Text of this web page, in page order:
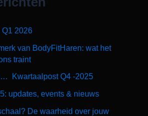
Q1 2026
van BodyFitHaren: wat het
traint
Kwartaalpost Q4 -2025
updates, events & nieuws
De waarheid over jouw